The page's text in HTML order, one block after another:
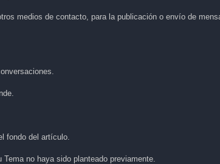
medios de contacto, para la publicación o envío de
fondo del artículo.
no haya sido planteado previamente.